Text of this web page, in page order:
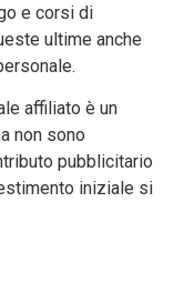
e corsi di
ultime anche
affiliato è un
non sono
pubblicitario
iniziale si